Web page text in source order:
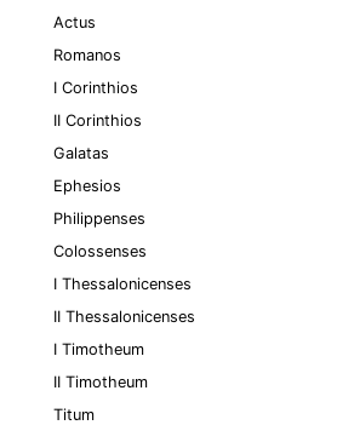
Actus
Romanos
I Corinthios
II Corinthios
Galatas
Ephesios
Philippenses
Colossenses
I Thessalonicenses
II Thessalonicenses
I Timotheum
II Timotheum
Titum